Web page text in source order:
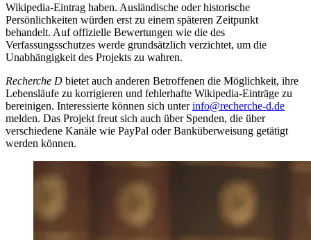
Wikipedia-Eintrag haben. Ausländische oder historische
Persönlichkeiten würden erst zu einem späteren Zeitpunkt
behandelt. Auf offizielle Bewertungen wie die des
Verfassungsschutzes werde grundsätzlich verzichtet, um die
Unabhängigkeit des Projekts zu wahren.
Recherche D bietet auch anderen Betroffenen die Möglichkeit, ihre
Lebensläufe zu korrigieren und fehlerhafte Wikipedia-Einträge zu
bereinigen. Interessierte können sich unterinfo@recherche-d.de
melden. Das Projekt freut sich auch über Spenden, die über
verschiedene Kanäle wie PayPal oder Banküberweisung getätigt
werden können.